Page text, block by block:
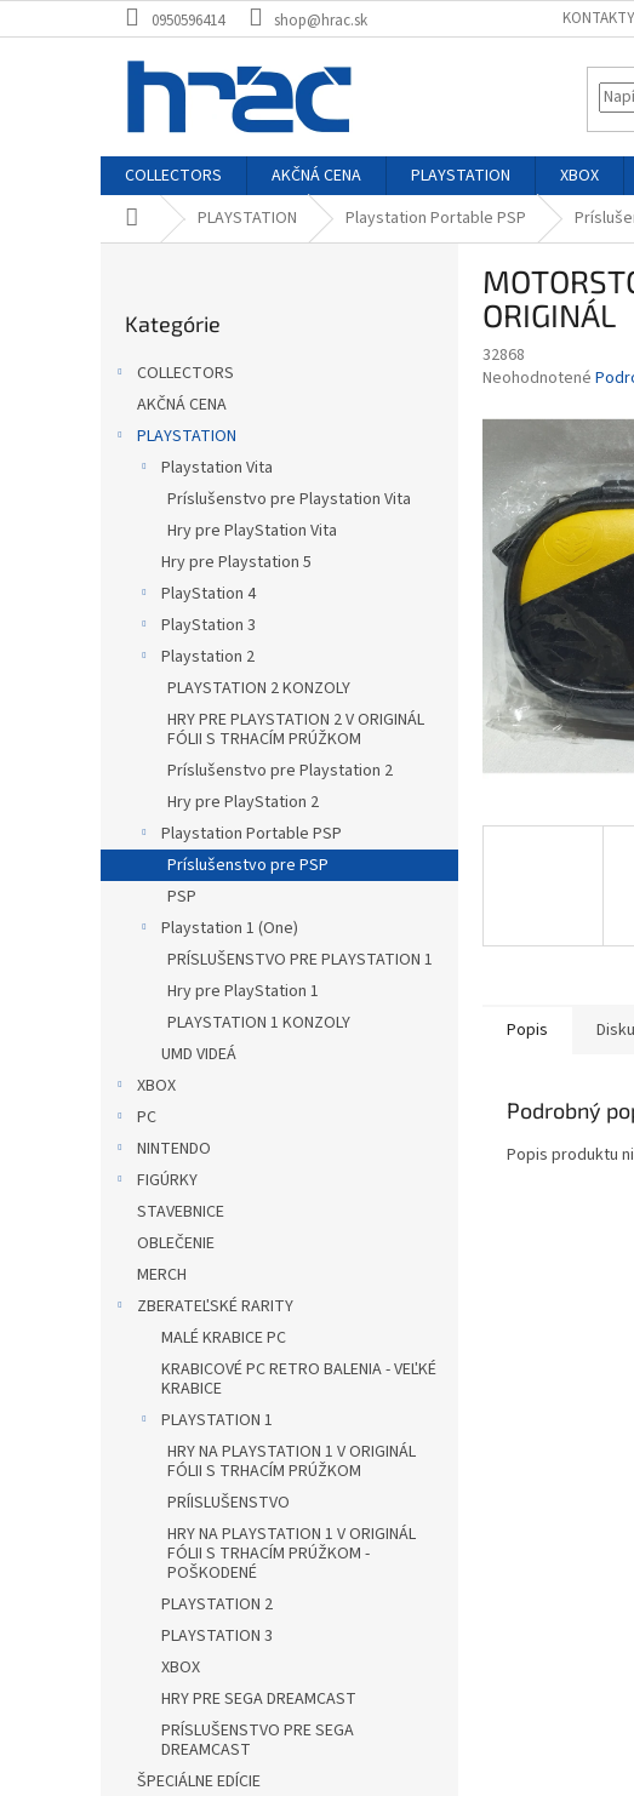
na
0950596414 shop@hrac.sk KONTAKTY
COLLECTORS AKČNÁ CENA PLAYSTATION XBOX
DomovPLAYSTATION Playstation Portable PSP
kategórie
Kategórie
COLLECTORS
AKČNÁ CENA
PLAYSTATION
Playstation Vita
Príslušenstvo pre Playstation Vita
Hry pre PlayStation Vita
Hry pre Playstation 5
PlayStation 4
PlayStation 3
Playstation 2
PLAYSTATION 2 KONZOLY
HRY PRE PLAYSTATION 2 V ORIGINÁL
FÓLII S TRHACÍM PRÚŽKOM
Príslušenstvo pre Playstation 2
Hry pre PlayStation 2
Playstation Portable PSP
Príslušenstvo pre PSP
PSP
Playstation 1 (One)
PRÍSLUŠENSTVO PRE PLAYSTATION 1
Hry pre PlayStation 1
PLAYSTATION 1 KONZOLY
UMD VIDEÁ
XBOX
PC
NINTENDO
FIGÚRKY
STAVEBNICE
OBLEČENIE
MERCH
ZBERATEĽSKÉ RARITY
MALÉ KRABICE PC
KRABICOVÉ PC RETRO BALENIA - VEĽKÉ
KRABICE
PLAYSTATION 1
HRY NA PLAYSTATION 1 V ORIGINÁL
FÓLII S TRHACÍM PRÚŽKOM
PRÍISLUŠENSTVO
HRY NA PLAYSTATION 1 V ORIGINÁL
FÓLII S TRHACÍM PRÚŽKOM -
POŠKODENÉ
PLAYSTATION 2
PLAYSTATION 3
XBOX
HRY PRE SEGA DREAMCAST
PRÍSLUŠENSTVO PRE SEGA
DREAMCAST
ŠPECIÁLNE EDÍCIE
ORIGINÁL
32868
Priemerné
produktu
hviezdičiek.
Neohodnotené
Popis
Podrobný
Popis produktu